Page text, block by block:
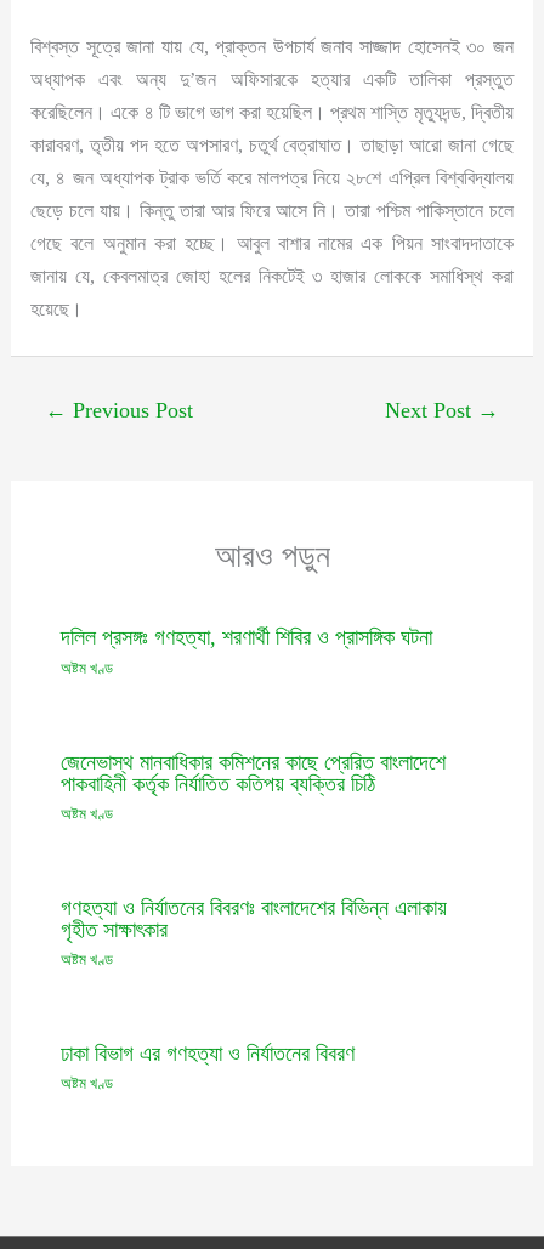
বিশ্বস্ত সূত্রে জানা যায় যে, প্রাক্তন উপচার্য জনাব সাজ্জাদ হোসেনই ৩০ জন
অধ্যাপক এবং অন্য দু’জন অফিসারকে হত্যার একটি তালিকা প্রস্তুত
করেছিলেন। একে ৪ টি ভাগে ভাগ করা হয়েছিল। প্রথম শাস্তি মৃত্যুদন্ড, দ্বিতীয়
কারাবরণ, তৃতীয় পদ হতে অপসারণ, চতুর্থ বেত্রাঘাত। তাছাড়া আরো জানা গেছে
যে, ৪ জন অধ্যাপক ট্রাক ভর্তি করে মালপত্র নিয়ে ২৮শে এপ্রিল বিশ্ববিদ্যালয়
ছেড়ে চলে যায়। কিন্তু তারা আর ফিরে আসে নি। তারা পশ্চিম পাকিস্তানে চলে
গেছে বলে অনুমান করা হচ্ছে। আবুল বাশার নামের এক পিয়ন সাংবাদদাতাকে
জানায় যে, কেবলমাত্র জোহা হলের নিকটেই ৩ হাজার লোককে সমাধিস্থ করা
হয়েছে।
← Previous Post Next Post →
আরও পড়ুন
দলিল প্রসঙ্গঃ গণহত্যা, শরণার্থী শিবির ও প্রাসঙ্গিক ঘটনা
অষ্টম খণ্ড
জেনেভাস্থ মানবাধিকার কমিশনের কাছে প্রেরিত বাংলাদেশে
পাকবাহিনী কর্তৃক নির্যাতিত কতিপয় ব্যক্তির চিঠি
অষ্টম খণ্ড
গণহত্যা ও নির্যাতনের বিবরণঃ বাংলাদেশের বিভিন্ন এলাকায়
গৃহীত সাক্ষাৎকার
অষ্টম খণ্ড
ঢাকা বিভাগ এর গণহত্যা ও নির্যাতনের বিবরণ
অষ্টম খণ্ড